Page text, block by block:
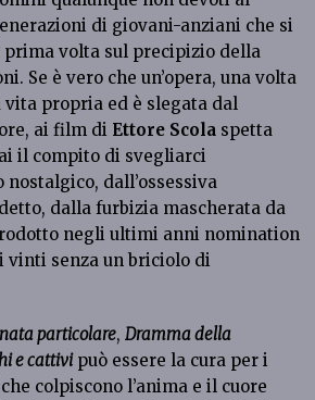
di giovani-anziani che si
prima volta sul precipizio della
Se è vero che un’opera, una volta
vita propria ed è slegata dal
ai film di Ettore Scola spetta
il compito di svegliarci
dall’ossessiva
dalla furbizia mascherata da
negli ultimi anni nomination
senza un briciolo di
particolare, Dramma della
e cattivipuò essere la cura per i
colpiscono l’anima e il cuore